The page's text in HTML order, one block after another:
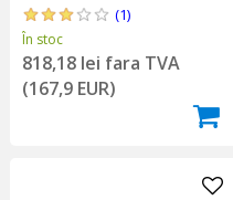
(1)
În stoc
818,18 lei fara TVA
(167,9 EUR)